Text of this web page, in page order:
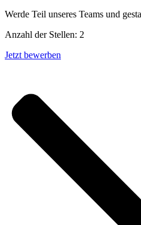
Werde Teil unseres Teams und
Anzahl der Stellen: 2
Jetzt bewerben